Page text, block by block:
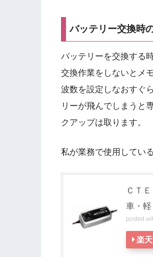
バッテリー交換時
バッテリーを交換する
交換作業をしないとメ
波数を設定しなおすぐ
リーが飛んでしまうと
クアップは取ります。
私が業務で使用してい
ＣＴ
車・軽
posted
楽